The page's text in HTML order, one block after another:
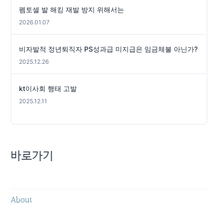
펨토셀 발 해킹 재발 방지 위해서는
2026.01.07
비자발적 정년퇴직자 PS성과급 미지급은 임금체불 아닌가?
2025.12.26
kt이사회 행태 고발
2025.12.11
바로가기
About